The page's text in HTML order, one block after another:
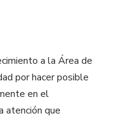
a la Área de
por hacer posible
en el
atención que